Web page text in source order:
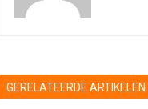
GERELATEERDE ARTIKELEN